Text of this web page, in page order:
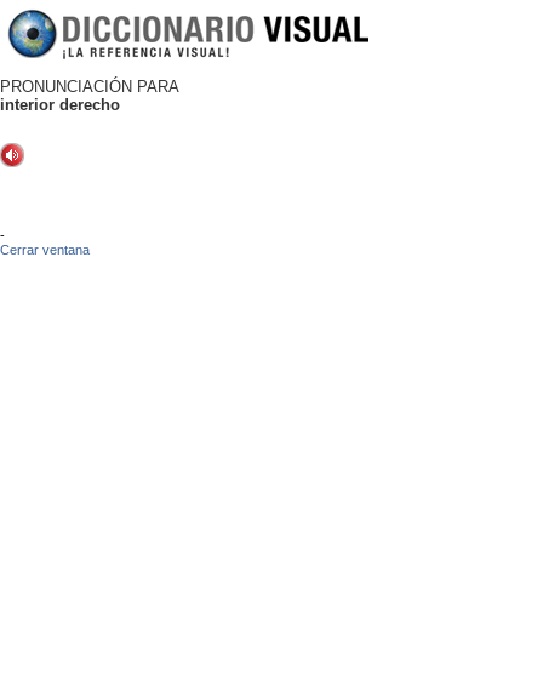
PRONUNCIACIÓN PARA
interior derecho
-
Cerrar ventana